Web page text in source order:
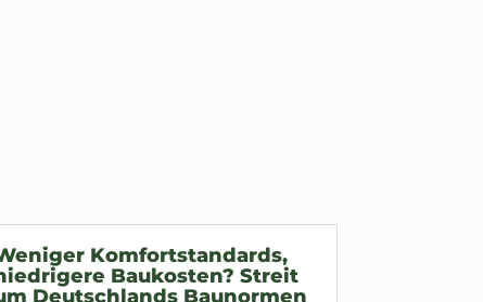
Komfortstandards,
Baukosten? Streit
Deutschlands Baunormen